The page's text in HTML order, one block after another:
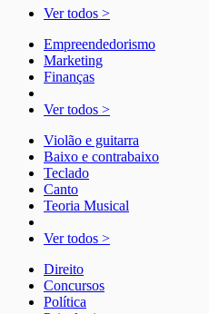
Ver todos >
Empreendedorismo
Marketing
Finanças
Ver todos >
Violão e guitarra
Baixo e contrabaixo
Teclado
Canto
Teoria Musical
Ver todos >
Direito
Concursos
Política